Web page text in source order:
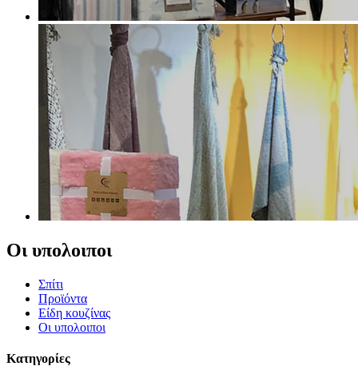
Οι υπολοιποι
Σπίτι
Προϊόντα
Είδη κουζίνας
Οι υπολοιποι
Κατηγορίες